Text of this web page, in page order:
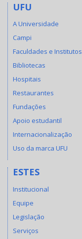
UFU
A Universidade
Campi
Faculdades e Institutos
Bibliotecas
Hospitais
Restaurantes
Fundações
Apoio estudantil
Internacionalização
Uso da marca UFU
ESTES
Institucional
Equipe
Legislação
Serviços